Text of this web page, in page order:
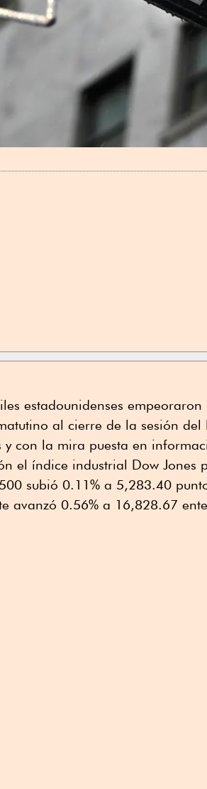
estadounidenses
al cierre de la sesión del
y con la mira puesta en
el índice industrial Dow Jones
subió 0.11% a 5,283.40
avanzó 0.56% a 16,828.67